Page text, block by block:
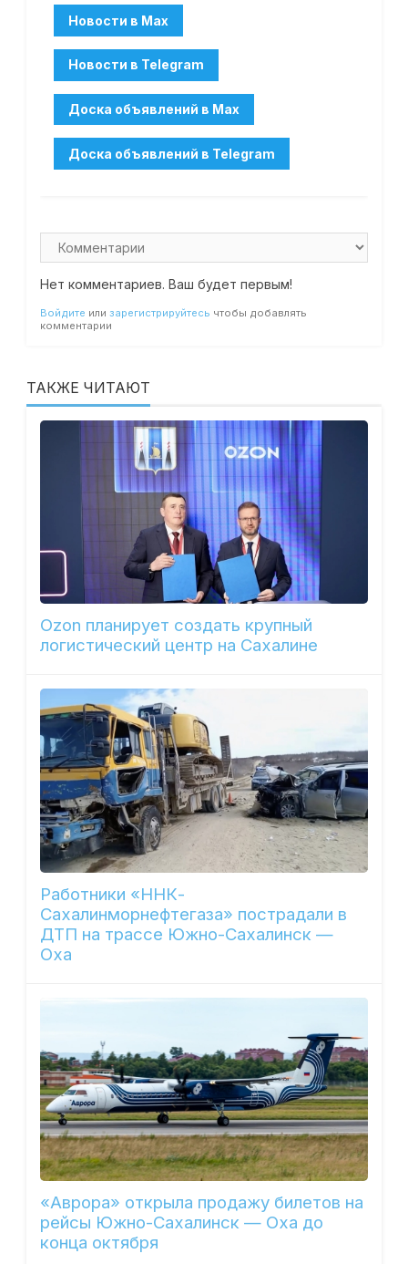
Нет комментариев. Ваш будет первым!
Войдите или зарегистрируйтесь чтобы добавлять
комментарии
ТАКЖЕ ЧИТАЮТ
Ozon планирует создать крупный
логистический центр на Сахалине
Работники «ННК-
Сахалинморнефтегаза» пострадали в
ДТП на трассе Южно-Сахалинск —
Оха
«Аврора» открыла продажу билетов на
рейсы Южно-Сахалинск — Оха до
конца октября